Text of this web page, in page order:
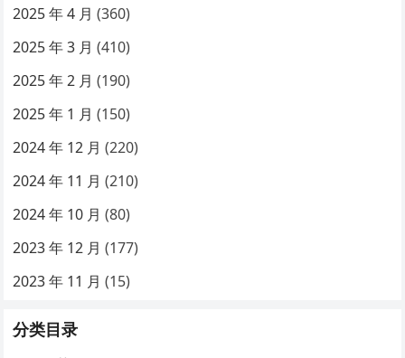
2025 年 4 月 (360)
2025 年 3 月 (410)
2025 年 2 月 (190)
2025 年 1 月 (150)
2024 年 12 月 (220)
2024 年 11 月 (210)
2024 年 10 月 (80)
2023 年 12 月 (177)
2023 年 11 月 (15)
分类目录